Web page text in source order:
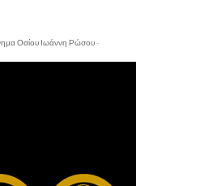
Οσίου Ιωάννη Ρώσου -